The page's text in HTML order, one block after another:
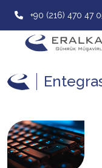
+90 (216) 470 47